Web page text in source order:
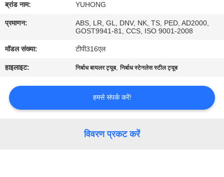
संपर्क
करें
उद्धरण
का
अनुरोध
ब्रांड नाम: YUHONG
प्रमाणन:
ABS, LR, GL, DNV, NK, TS, PED, AD2000,
GOST9941-81, CCS, ISO 9001-2008
मॉडल संख्या: टीपी316एल
हाइलाइट: निर्बाध बायलर ट्यूब,निर्बाध स्टेनलेस स्टील ट्यूब
हमसे संपर्क करें!
विवरण प्रकट करें